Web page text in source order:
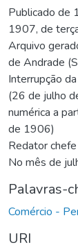
Publicado de
1907, de
Arquivo
de Andrade
Interrupção
(26 de julho
numérica a
de 1906)
Redator
No mês de
Palavras-
Comércio -
URI